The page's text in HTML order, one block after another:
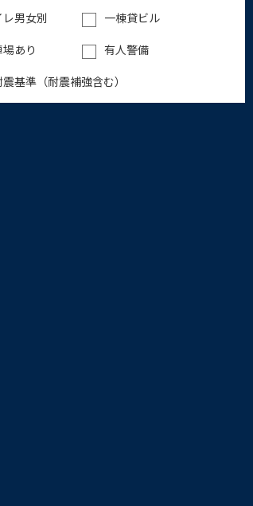
レ男女別
一棟貸ビル
あり
有人警備
基準（耐震補強含む）
駅 15分 / 千代田線 町屋